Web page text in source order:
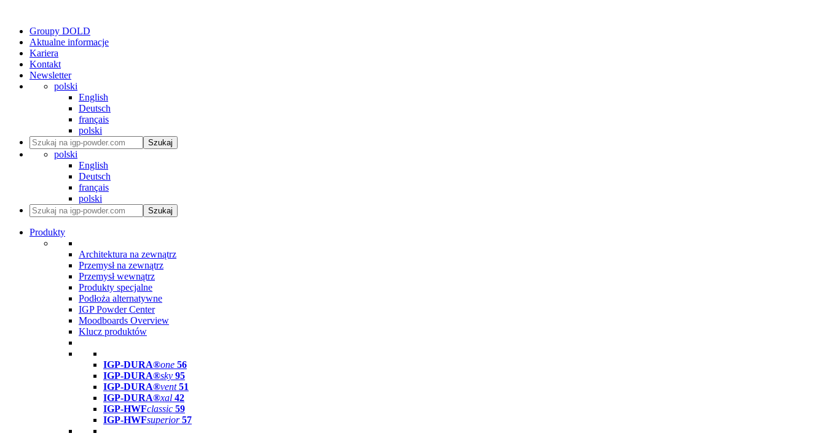
Groupy DOLD
Aktualne informacje
Kariera
Kontakt
Newsletter
polski
English
Deutsch
français
polski
Szukaj
polski
English
Deutsch
français
polski
Szukaj
Produkty
Architektura na zewnątrz
Przemysł na zewnątrz
Przemysł wewnątrz
Produkty specjalne
Podłoża alternatywne
IGP Powder Center
Moodboards Overview
Klucz produktów
IGP-DURA®one 56
IGP-DURA®sky 95
IGP-DURA®vent 51
IGP-DURA®xal 42
IGP-HWFclassic 59
IGP-HWFsuperior 57